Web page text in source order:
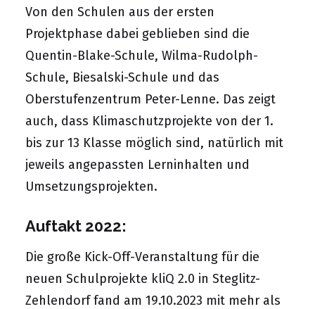
Von den Schulen aus der ersten
Projektphase dabei geblieben sind die
Quentin-Blake-Schule, Wilma-Rudolph-
Schule, Biesalski-Schule und das
Oberstufenzentrum Peter-Lenne. Das zeigt
auch, dass Klimaschutzprojekte von der 1.
bis zur 13 Klasse möglich sind, natürlich mit
jeweils angepassten Lerninhalten und
Umsetzungsprojekten.
Auftakt 2022:
Die große Kick-Off-Veranstaltung für die
neuen Schulprojekte kliQ 2.0 in Steglitz-
Zehlendorf fand am 19.10.2023 mit mehr als